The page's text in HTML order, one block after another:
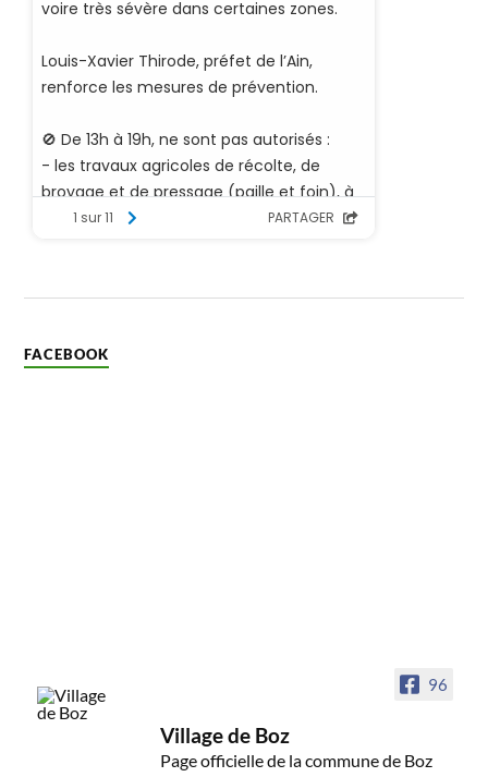
FACEBOOK
96
Village de Boz
Page officielle de la commune de Boz